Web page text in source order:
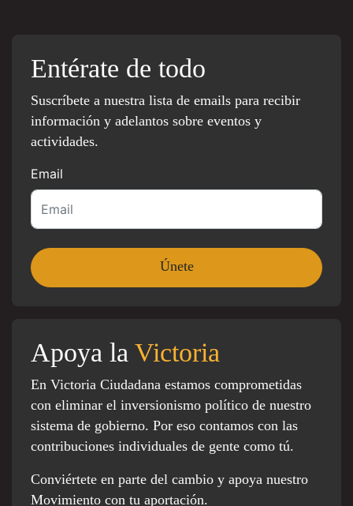
Entérate de todo
Suscríbete a nuestra lista de emails para recibir
información y adelantos sobre eventos y
actividades.
Email
Apoya la Victoria
En Victoria Ciudadana estamos comprometidas
con eliminar el inversionismo político de nuestro
sistema de gobierno. Por eso contamos con las
contribuciones individuales de gente como tú.
Conviértete en parte del cambio y apoya nuestro
Movimiento con tu aportación.